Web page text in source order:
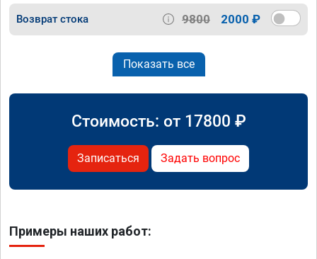
Возврат стока 9800 2000 ₽
Показать все
Стоимость: от 17800 ₽
Записаться Задать вопрос
Примеры наших работ: